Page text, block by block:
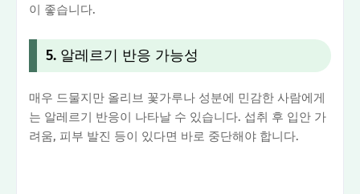
이 좋습니다.
5. 알레르기 반응 가능성
매우 드물지만 올리브 꽃가루나 성분에 민감한 사람에게
는 알레르기 반응이 나타날 수 있습니다. 섭취 후 입안 가
려움, 피부 발진 등이 있다면 바로 중단해야 합니다.